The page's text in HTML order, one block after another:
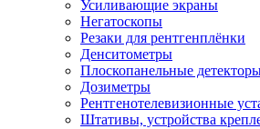
Усиливающие экраны
Негатоскопы
Резаки для рентгенплёнки
Денситометры
Плоскопанельные
Дозиметры
Рентгенотелевизионные
Штативы, устройства